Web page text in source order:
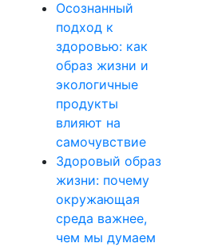
Осознанный
подход к
здоровью: как
образ жизни и
экологичные
продукты
влияют на
самочувствие
Здоровый образ
жизни: почему
окружающая
среда важнее,
чем мы думаем